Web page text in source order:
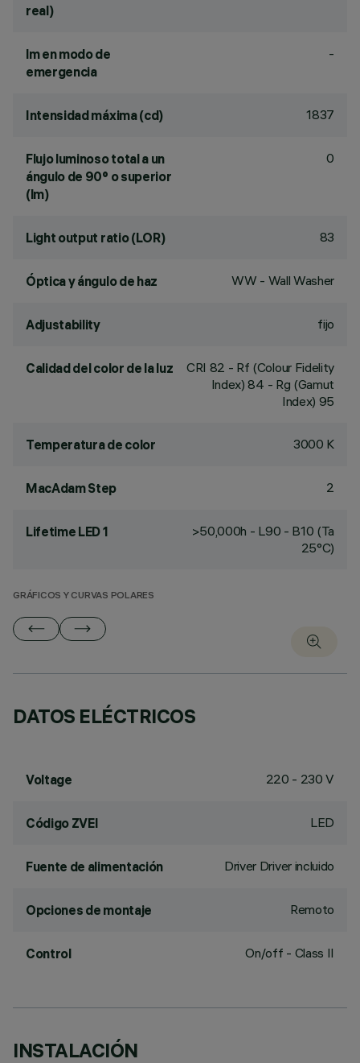
real)
lm en modo de
emergencia
-
Intensidad máxima (cd) 1837
Flujo luminoso total a un
ángulo de 90° o superior
(lm)
0
Light output ratio (LOR) 83
Óptica y ángulo de haz WW - Wall Washer
Adjustability fijo
Calidad del color de la luz CRI 82 - Rf (Colour Fidelity
Index) 84 - Rg (Gamut
Index) 95
Temperatura de color 3000 K
MacAdam Step 2
Lifetime LED 1
>50,000h - L90 - B10 (Ta
25°C)
GRÁFICOS Y CURVAS POLARES
DATOS ELÉCTRICOS
Voltage 220 - 230 V
Código ZVEI LED
Fuente de alimentación Driver Driver incluido
Opciones de montaje Remoto
Control On/off - Class II
INSTALACIÓN